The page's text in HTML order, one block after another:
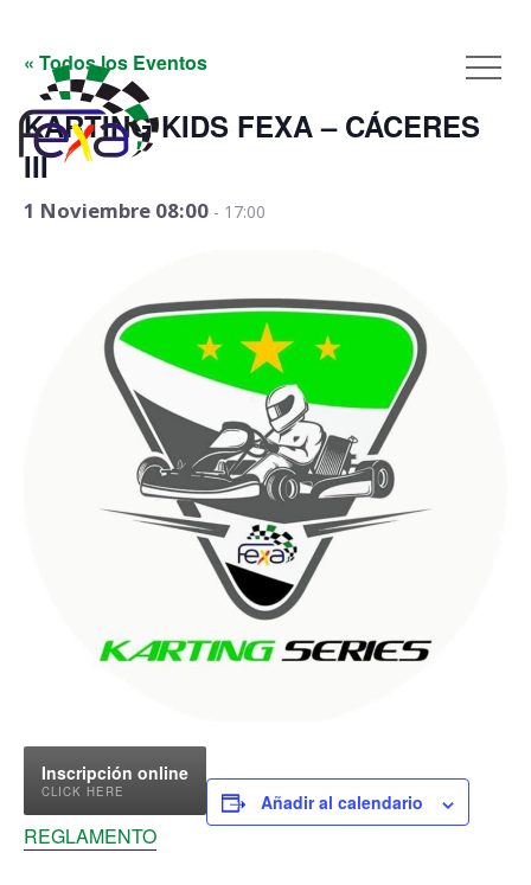
« Todos los Eventos
KARTING KIDS FEXA – CÁCERES
III
1 Noviembre 08:00 - 17:00
Inscripción online
CLICK HERE
REGLAMENTO
Añadir al calendario